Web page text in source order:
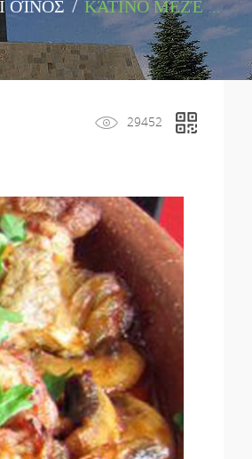
ΟΊΝΟΣ / ΚΆΤΙΝΟ ΜΕΖΈ ...
29452